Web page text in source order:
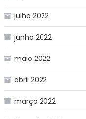
julho 2022
junho 2022
maio 2022
abril 2022
março 2022